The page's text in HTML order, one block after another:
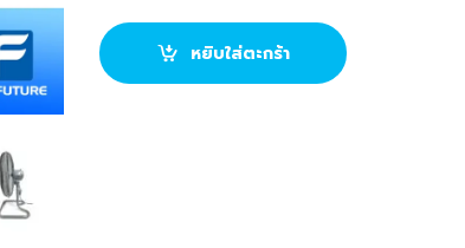
หยิบใส่ตะกร้า